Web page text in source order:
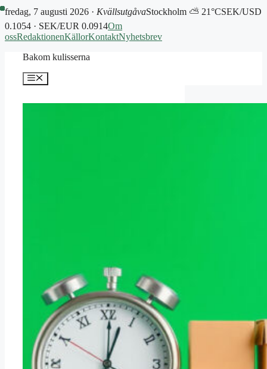
fredag, 7 augusti 2026 · KvällsutgåvaStockholm ⛅ 21°CSEK/USD
0.1054 · SEK/EUR 0.0914Om
ossRedaktionenKällorKontaktNyhetsbrev
Bakom kulisserna
Meny